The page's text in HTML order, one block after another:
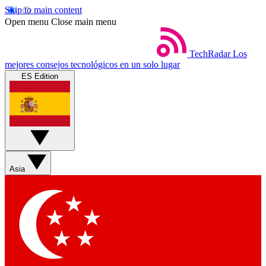
Skip to main content
Open menu Close main menu
TechRadar Los
mejores consejos tecnológicos en un solo lugar
ES Edition
Asia